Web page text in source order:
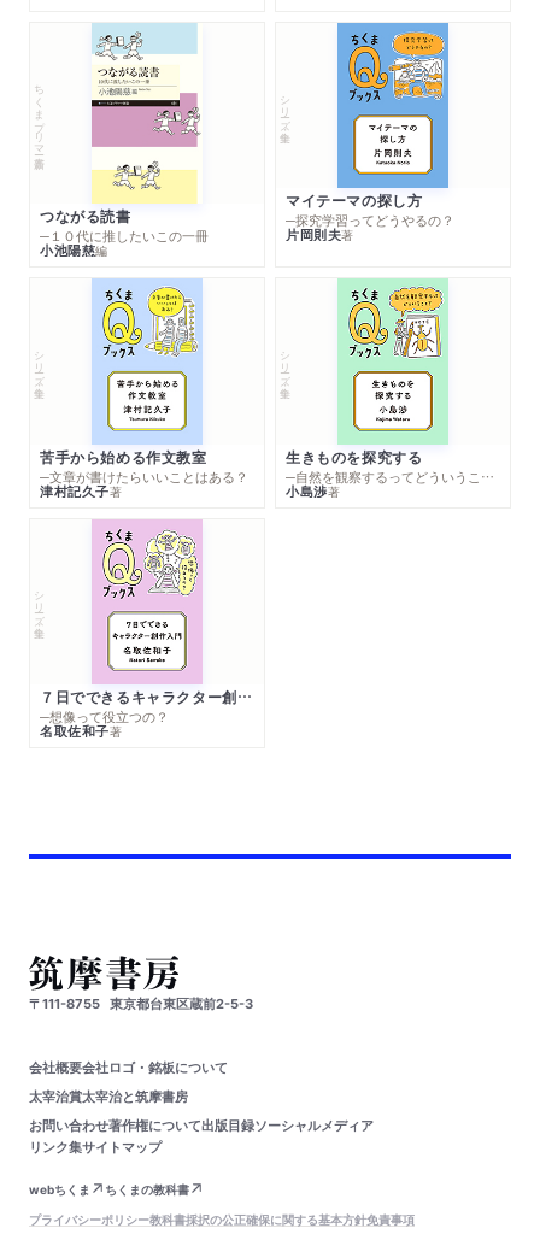
ちくまプリマー新書
つながる読書
─１０代に推したいこの一冊
小池陽慈編
シリーズ・全集
マイテーマの探し方
─探究学習ってどうやるの？
片岡則夫著
シリーズ・全集
苦手から始める作文教室
─文章が書けたらいいことはある？
津村記久子著
シリーズ・全集
生きものを探究する
─自然を観察するってどういうこと？
小島渉著
シリーズ・全集
７日でできるキャラクター創作入門
─想像って役立つの？
名取佐和子著
〒111-8755 東京都台東区蔵前2-5-3
会社概要会社ロゴ・銘板について
太宰治賞太宰治と筑摩書房
お問い合わせ著作権について出版目録ソーシャルメディア
リンク集サイトマップ
webちくま
ちくまの教科書
プライバシーポリシー教科書採択の公正確保に関する基本方針免責事項